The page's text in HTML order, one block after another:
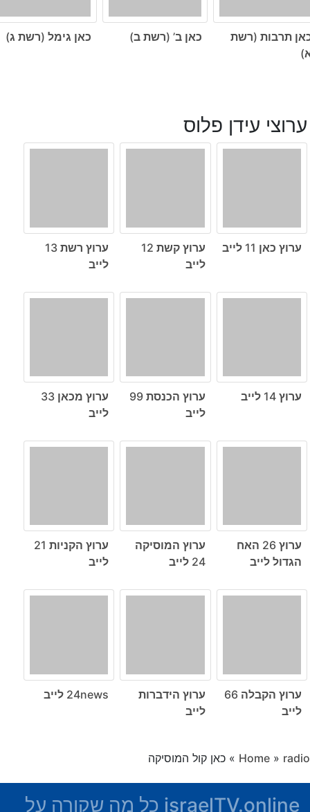
תרבות (רשת
כאן ב’ (רשת ב) כאן גימל (רשת ג)
ערוצי עידן פלוס
ערוץ כאן 11 לייב
ערוץ קשת 12
לייב
ערוץ רשת 13
לייב
ערוץ 14 לייב
ערוץ הכנסת 99
לייב
ערוץ מכאן 33
לייב
ערוץ 26 האח
הגדול לייב
ערוץ המוסיקה
24 לייב
ערוץ הקניות 21
לייב
ערוץ הקבלה 66
לייב
ערוץ הידברות
לייב
24news לייב
Home » radio
» כאן קול המוסיקה
israelTV.online כל מה שקורה על